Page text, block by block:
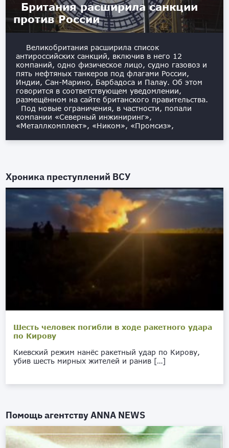
Британия расширила санкции
против России
Великобритания расширила список
антироссийских санкций, включив в него 12
компаний, одно физическое лицо, судно газовоз и
пять нефтяных танкеров под флагами России,
Индии, Сан-Марино, Барбадоса и Палау. Об этом
говорится в соответствующем уведомлении,
размещённом на сайте британского правительства.
Под новые ограничения, в частности, попали
компании «Северный инжиниринг»,
«Металлкомплект», «Ником», «Промсиз»,
Хроника преступлений ВСУ
Шесть человек погибли в ходе ракетного удара
по Кирову
Киевский режим нанёс ракетный удар по Кирову,
убив шесть мирных жителей и ранив […]
Помощь агентствуANNA NEWS